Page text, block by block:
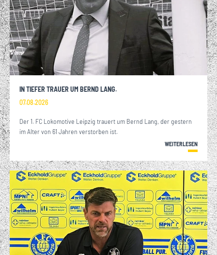
IN TIEFER TRAUER UM BERND LANG.
07.08.2026
Der 1. FC Lokomotive Leipzig trauert um Bernd Lang, der gestern
im Alter von 61 Jahren verstorben ist.
WEITERLESEN